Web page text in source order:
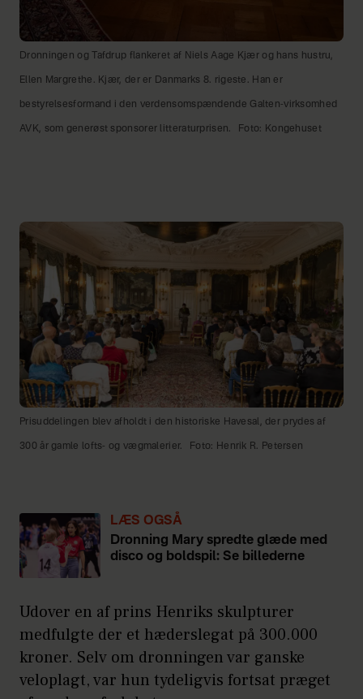
Dronningen og Tafdrup flankeret af Niels Aage Kjær og hans hustru,
Ellen Margrethe. Kjær, der er Danmarks 8. rigeste. Han er
bestyrelsesformand i den verdensomspændende Galten-virksomhed
AVK, som generøst sponsorer litteraturprisen. Foto: Kongehuset
Prisuddelingen blev afholdt i den historiske Havesal, der prydes af
300 år gamle lofts- og vægmalerier. Foto: Henrik R. Petersen
LÆS OGSÅ
Dronning Mary spredte glæde med
disco og boldspil: Se billederne
Udover en af prins Henriks skulpturer
medfulgte der et hæderslegat på 300.000
kroner. Selv om dronningen var ganske
veloplagt, var hun tydeligvis fortsat præget